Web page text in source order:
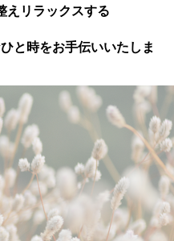
えリラックスする
と時をお手伝いいたしま